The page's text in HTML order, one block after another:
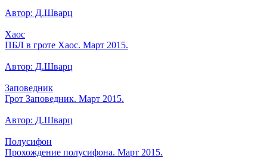
Автор: Д.Шварц
Хаос
ПБЛ в гроте Хаос. Март 2015.
Автор: Д.Шварц
Заповедник
Грот Заповедник. Март 2015.
Автор: Д.Шварц
Полусифон
Прохождение полусифона. Март 2015.